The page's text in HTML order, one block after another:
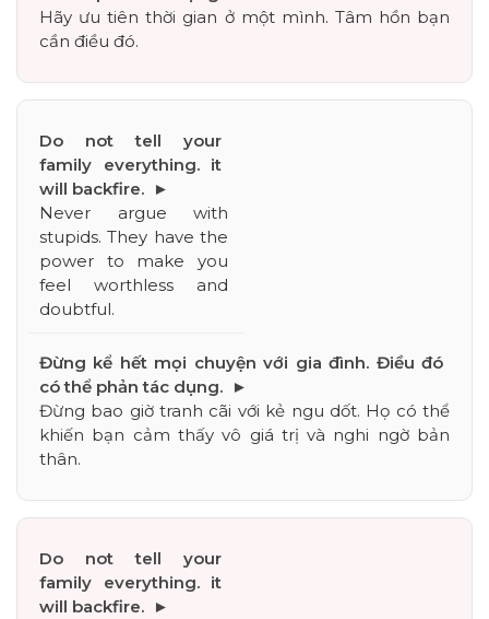
Hãy ưu tiên thời gian ở một mình. Tâm hồn bạn
cần điều đó.
Never argue with
stupids. They have the
power to make you
feel worthless and
doubtful.
Đừng bao giờ tranh cãi với kẻ ngu dốt. Họ có thể
khiến bạn cảm thấy vô giá trị và nghi ngờ bản
thân.